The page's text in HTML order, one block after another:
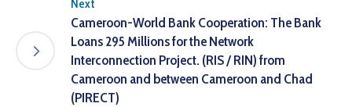
Next
Cameroon-World Bank Cooperation: The Bank
Loans 295 Millions for the Network
Interconnection Project. (RIS / RIN) from
Cameroon and between Cameroon and Chad
(PIRECT)